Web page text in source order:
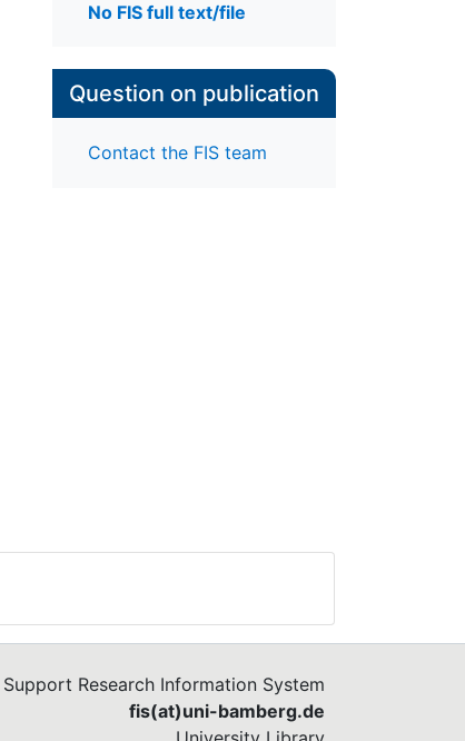
No FIS full text/file
Question on publication
Contact the FIS team
Support Research Information System
fis(at)uni-bamberg.de